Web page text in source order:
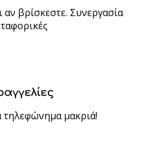
βρίσκεστε. Συνεργασία
τηλεφώνημα μακριά!